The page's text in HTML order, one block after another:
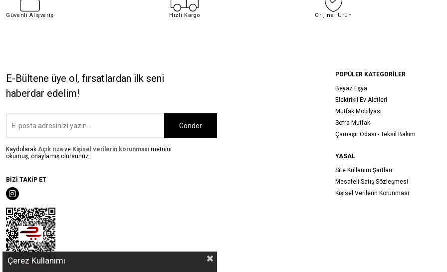
Güvenli Alışveriş Hızlı Kargo Orijinal Ürün
E-Bültene üye ol, fırsatlardan ilk seni
haberdar edelim!
Gönder
Kaydolarak Açık rıza ve Kişisel verilerin korunması metnini
okumuş, onaylamış olursunuz.
BİZİ TAKİP ET
POPÜLER KATEGORİLER
Beyaz Eşya
Elektrikli Ev Aletleri
Mutfak Mobilyası
Sofra-Mutfak
Çamaşır Odası - Teksil Bakım
YASAL
Site Kullanım Şartları
Mesafeli Satış Sözleşmesi
Kişisel Verilerin Korunması
Çerez Kullanımı